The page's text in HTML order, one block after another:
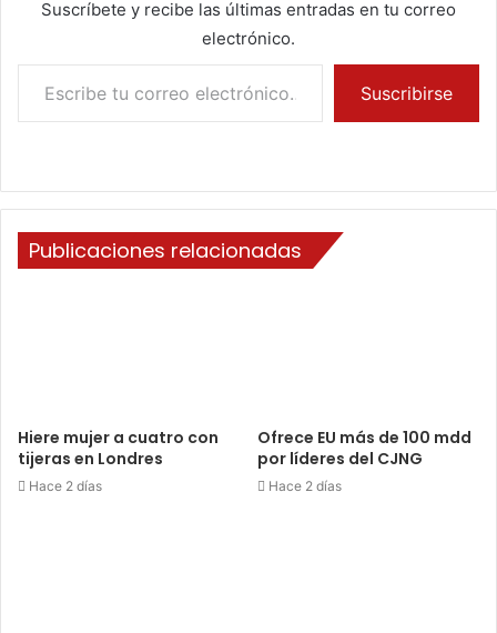
Suscríbete y recibe las últimas entradas en tu correo
electrónico.
Escribe tu correo electrónico…
Suscribirse
Publicaciones relacionadas
Hiere mujer a cuatro con
tijeras en Londres
Hace 2 días
Ofrece EU más de 100 mdd
por líderes del CJNG
Hace 2 días